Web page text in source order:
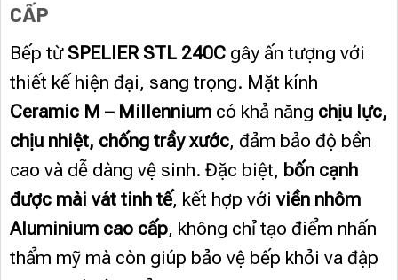
CẤP
Bếp từ SPELIER STL 240C gây ấn tượng với
thiết kế hiện đại, sang trọng. Mặt kính
Ceramic M – Millennium có khả năng chịu lực,
chịu nhiệt, chống trầy xước, đảm bảo độ bền
cao và dễ dàng vệ sinh. Đặc biệt, bốn cạnh
được mài vát tinh tế, kết hợp với viền nhôm
Aluminium cao cấp, không chỉ tạo điểm nhấn
thẩm mỹ mà còn giúp bảo vệ bếp khỏi va đập